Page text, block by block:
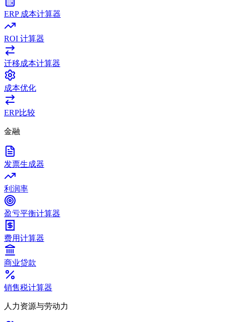
ERP 成本计算器
ROI 计算器
迁移成本计算器
成本优化
ERP比较
金融
发票生成器
利润率
盈亏平衡计算器
费用计算器
商业贷款
销售税计算器
人力资源与劳动力